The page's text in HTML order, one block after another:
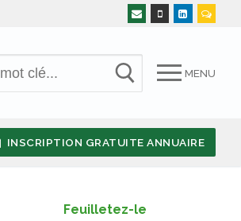
MENU
INSCRIPTION GRATUITE ANNUAIRE
Feuilletez-le